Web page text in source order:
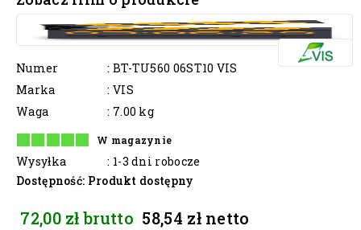
Numer
: BT-TU560 06ST10 VIS
Marka
: VIS
Waga
: 7.00 kg
W magazynie
Wysyłka
: 1-3 dni robocze
Dostępność: Produkt dostępny
72,00 zł brutto 58,54 zł netto